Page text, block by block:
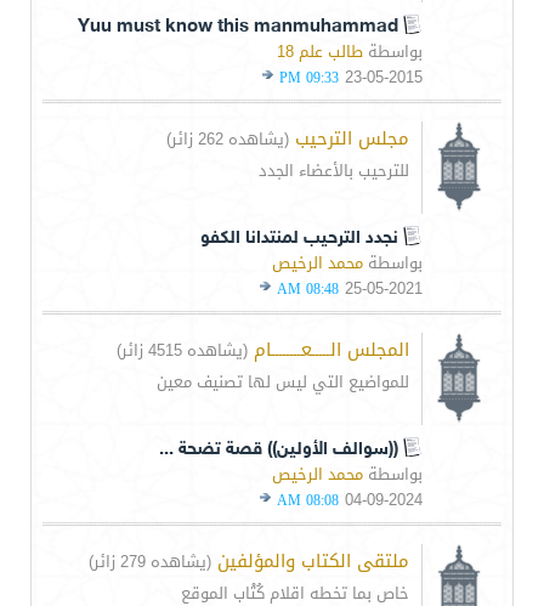
Yuu must know this manmuhammad
بواسطة طالب علم 18
23-05-2015
09:33 PM
مجلس الترحيب (يشاهده 262 زائر)
للترحيب بالأعضاء الجدد
نجدد الترحيب لمنتدانا الكفو
بواسطة محمد الرخيص
25-05-2021
08:48 AM
المجلس الـــــعــــــــام (يشاهده 4515 زائر)
للمواضيع التي ليس لها تصنيف معين
((سوالف الأولين)) قصة تضحة ...
بواسطة محمد الرخيص
04-09-2024
08:08 AM
ملتقى الكتاب والمؤلفين (يشاهده 279 زائر)
خاص بما تخطه اقلام كُتْاب الموقع